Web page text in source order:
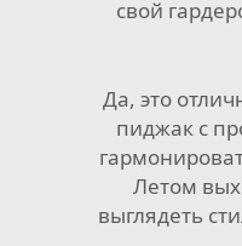
свой
Да, это
пиджак с
Летом
выглядеть